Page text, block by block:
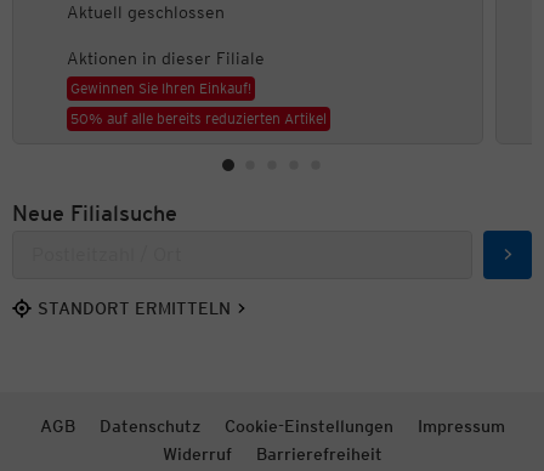
Aktuell geschlossen
Aktionen in dieser Filiale
Gewinnen Sie Ihren Einkauf!
50% auf alle bereits reduzierten Artikel
Neue Filialsuche
STANDORT ERMITTELN
AGB Datenschutz Cookie-Einstellungen
Impressum
Widerruf
Barrierefreiheit